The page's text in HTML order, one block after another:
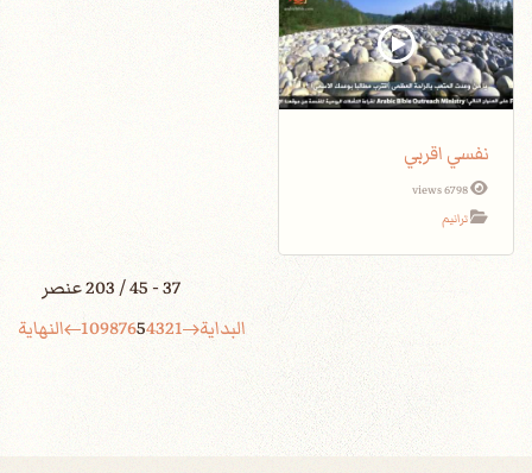
نفسي اقربي
6798 views
ترانيم
37 - 45 / 203 عنصر
البداية
1
2
3
4
5
6
7
8
9
10 النهاية